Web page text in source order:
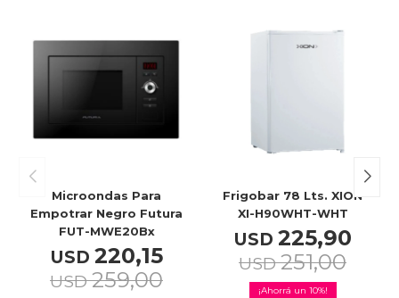
Microondas Para
Empotrar Negro Futura
FUT-MWE20Bx
USD 220,15
USD 259,00
Frigobar 78 Lts. XION
XI-H90WHT-WHT
USD 225,90
USD 251,00
10